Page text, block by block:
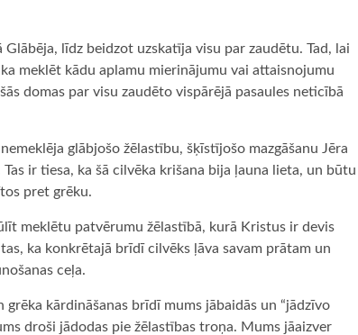
līdz beidzot uzskatīja visu par zaudētu. Tad, lai
meklēt kādu aplamu mierinājumu vai attaisnojumu
domas par visu zaudēto vispārējā pasaules neticībā
glābjošo žēlastību, šķīstījošo mazgāšanu Jēra
ir tiesa, ka šā cilvēka krišana bija ļauna lieta, un būtu
pret grēku.
meklētu patvērumu žēlastībā, kurā Kristus ir devis
ka konkrētajā brīdī cilvēks ļāva savam prātam un
ceļa.
kārdināšanas brīdī mums jābaidās un “jādzīvo
droši jādodas pie žēlastības troņa. Mums jāaizver